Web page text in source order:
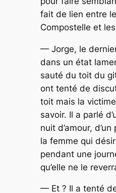
fait de lien entre
Compostelle et
— Jorge, le
dans un état
sauté du toit du
ont tenté de
toit mais la victime
savoir. Il a parlé
nuit d’amour,
la femme qui
pendant une
qu’elle ne le
— Et ? Il a tenté